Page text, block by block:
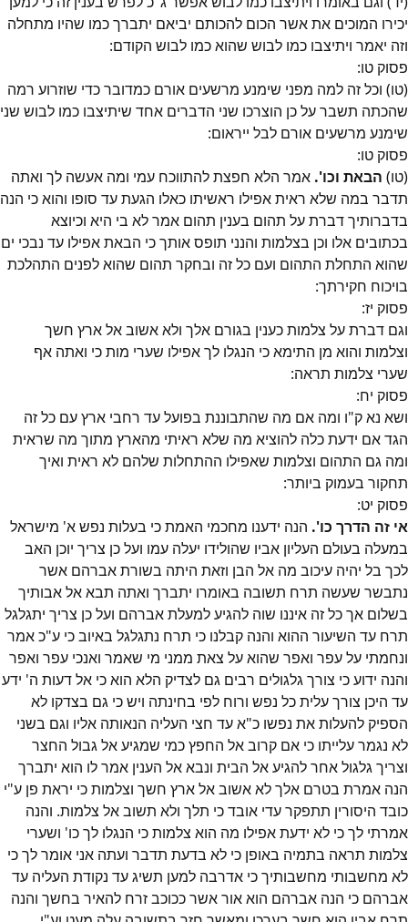
יכירו המוכים את אשר הכום להכותם יביאם יתברך כמו שהיו מתחלה
וזה יאמר ויתיצבו כמו לבוש שהוא כמו לבוש הקודם:
פסוק טו:
(טו) וכל זה למה מפני שימנע מרשעים אורם כמדובר כדי שוזרוע רמה
שהכתה תשבר על כן הוצרכו שני הדברים אחד שיתיצבו כמו לבוש שני
שימנע מרשעים אורם לבל ייראום:
פסוק טו:
(טו) הבאת וכו'. אמר הלא חפצת להתווכח עמי ומה אעשה לך ואתה
תדבר במה שלא ראית אפילו ראשיתו כאלו הגעת עד סופו והוא כי הנה
בדברותיך דברת על תהום בענין תהום אמר לא בי היא וכיוצא
בכתובים אלו וכן בצלמות והנני תופס אותך כי הבאת אפילו עד נבכי ים
שהוא התחלת התהום ועם כל זה ובחקר תהום שהוא לפנים התהלכת
בויכוח חקירתך:
פסוק יז:
וגם דברת על צלמות כענין בגורם אלך ולא אשוב אל ארץ חשך
וצלמות והוא מן התימא כי הנגלו לך אפילו שערי מות כי ואתה אף
שערי צלמות תראה:
פסוק יח:
ושא נא ק"ו ומה אם מה שהתבוננת בפועל עד רחבי ארץ עם כל זה
הגד אם ידעת כלה להוציא מה שלא ראיתי מהארץ מתוך מה שראית
ומה גם התהום וצלמות שאפילו ההתחלות שלהם לא ראית ואיך
תחקור בעמוק ביותר:
פסוק יט:
אי זה הדרך כו'. הנה ידענו מחכמי האמת כי בעלות נפש א' מישראל
במעלה בעולם העליון אביו שהולידו יעלה עמו ועל כן צריך יוכן האב
לכך בל יהיה עיכוב מה אל הבן וזאת היתה בשורת אברהם אשר
נתבשר שעשה תרח תשובה באומרו יתברך ואתה תבא אל אבותיך
בשלום אך כל זה איננו שוה להגיע למעלת אברהם ועל כן צריך יתגלגל
תרח עד השיעור ההוא והנה קבלנו כי תרח נתגלגל באיוב כי ע"כ אמר
ונחמתי על עפר ואפר שהוא על צאת ממני מי שאמר ואנכי עפר ואפר
והנה ידוע כי צורך גלגולים רבים גם לצדיק הלא הוא כי אל דעות ה' ידע
עד היכן צורך עלית כל נפש ורוח לפי בחינתה ויש כי גם בצדקו לא
הספיק להעלות את נפשו כ"א עד חצי העליה הנאותה אליו וגם בשני
לא נגמר עלייתו כי אם קרוב אל החפץ כמי שמגיע אל גבול החצר
וצריך גלגול אחר להגיע אל הבית ונבא אל הענין אמר לו הוא יתברך
הנה אמרת בטרם אלך לא אשוב אל ארץ חשך וצלמות כי יראת פן ע"י
כובד היסורין תתפקר עדי אובד כי תלך ולא תשוב אל צלמות. והנה
אמרתי לך כי לא ידעת אפילו מה הוא צלמות כי הנגלו לך כו' ושערי
צלמות תראה בתמיה באופן כי לא בדעת תדבר ועתה אני אומר לך כי
לא מחשבותי מחשבותיך כי אדרבה למען תשיג עד נקודת העליה עד
אברהם כי הנה אברהם הוא אור אשר ככוכב זרח להאיר בחשך והנה